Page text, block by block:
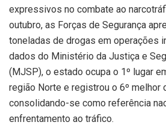
expressivos no combate ao
outubro, as Forças de Segurança
toneladas de drogas em operações
dados do Ministério da Justiça e
(MJSP), o estado ocupa o 1º lugar
região Norte e registrou o 6º melhor
consolidando-se como referência
enfrentamento ao tráfico.